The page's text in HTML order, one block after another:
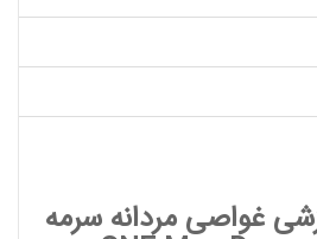
غواصی مردانه سرمه